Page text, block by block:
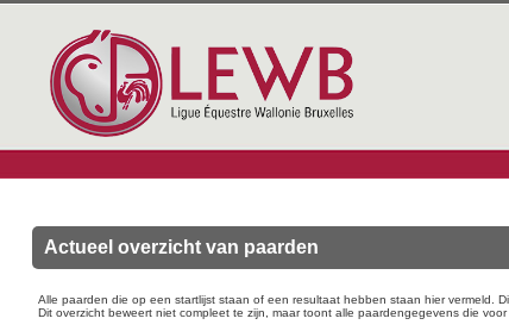
Actueel overzicht van paarden
Alle paarden die op een startlijst staan of een resultaat hebben staan hier vermeld.
Dit overzicht beweert niet compleet te zijn, maar toont alle paardengegevens die